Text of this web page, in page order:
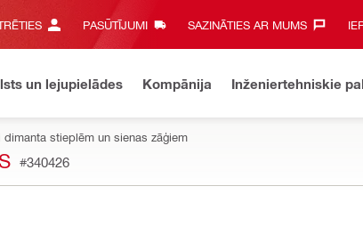
PASŪTĪJUMI SAZINĀTIES AR MUMS‎
un lejupielādes Kompānija Inženiertehniskie
dimanta stieplēm un sienas zāģiem
#340426